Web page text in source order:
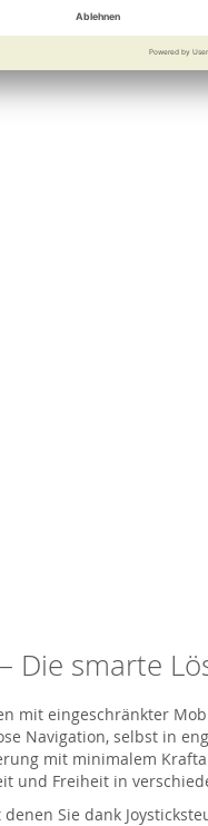
Die smarte
mit eingeschränkter
Navigation, selbst in
mit minimalem
und Freiheit in
denen Sie dank